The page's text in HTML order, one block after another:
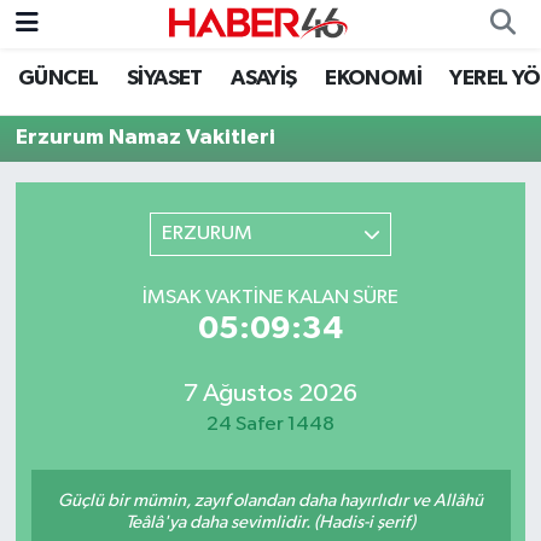
GÜNCEL SİYASET ASAYİŞ EKONOMİ YEREL
Erzurum Namaz Vakitleri
ERZURUM
İMSAK VAKTINE KALAN SÜRE
05:09:34
7 Ağustos 2026
24 Safer 1448
Güçlü bir mümin, zayıf olandan daha hayırlıdır ve Allâhü
Teâlâ'ya daha sevimlidir. (Hadis-i şerif)
GÜNCEL
EKONOMİ
EĞİTİM
Nöbetçi Eczaneler
Kahramanmaraş Namaz Vakitleri
Süper Lig Puan Durumu ve Fikstür
Tüm Manşetler
Haber Arşivi